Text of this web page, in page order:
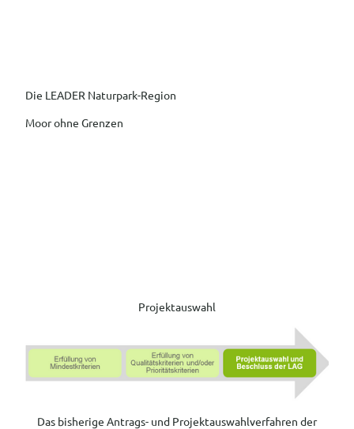
Die LEADER Naturpark-Region
Moor ohne Grenzen
Projektauswahl
Das bisherige Antrags- und Projektauswahlverfahren der